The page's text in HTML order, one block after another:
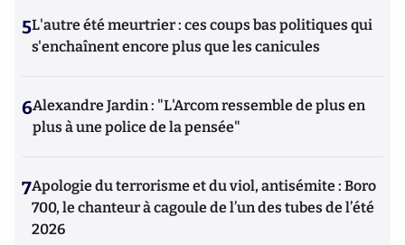
5L'autre été meurtrier : ces coups bas politiques qui
s'enchaînent encore plus que les canicules
6Alexandre Jardin : "L'Arcom ressemble de plus en
plus à une police de la pensée"
7Apologie du terrorisme et du viol, antisémite : Boro
700, le chanteur à cagoule de l’un des tubes de l’été
2026